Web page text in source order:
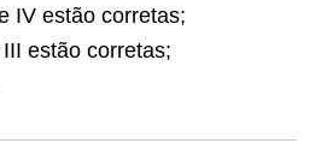
IV estão corretas;
estão corretas;